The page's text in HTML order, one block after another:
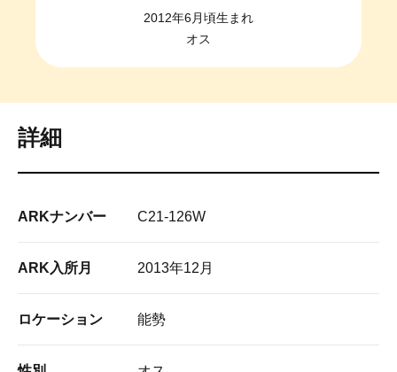
2012年6月頃生まれ
オス
詳細
ARKナンバー C21-126W
ARK入所月 2013年12月
ロケーション 能勢